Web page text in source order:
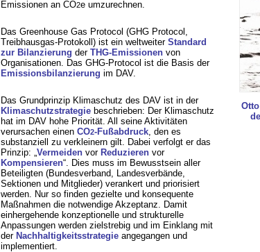
Emissionen an CO2e umzurechnen.
Das Greenhouse Gas Protocol (GHG Protocol,
Treibhausgas-Protokoll) ist ein weltweiter Standard
zur Bilanzierung der THG-Emissionenvon
Organisationen. Das GHG-Protocol ist die Basis der
Emissionsbilanzierung im DAV.
Das Grundprinzip Klimaschutz des DAV ist in der
Klimaschutzstrategiebeschrieben: Der Klimaschutz
hat im DAV hohe Priorität. All seine Aktivitäten
verursachen einen CO2-Fußabdruck, den es
substanziell zu verkleinern gilt. Dabei verfolgt er das
Prinzip: „Vermeidenvor Reduzierenvor
Kompensieren“. Dies muss im Bewusstsein aller
Beteiligten (Bundesverband, Landesverbände,
Sektionen und Mitglieder) verankert und priorisiert
werden. Nur so finden gezielte und konsequente
Maßnahmen die notwendige Akzeptanz. Damit
einhergehende konzeptionelle und strukturelle
Anpassungen werden zielstrebig und im Einklang mit
der Nachhaltigkeitsstrategieangegangen und
implementiert.